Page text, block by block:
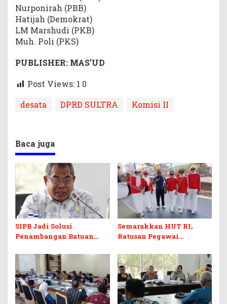
Nurponirah (PBB)
Hatijah (Demokrat)
LM Marshudi (PKB)
Muh. Poli (PKS)
PUBLISHER: MAS’UD
Post Views: 1 0
desata
DPRD SULTRA Komisi II
Baca juga
SIPB Jadi Solusi
Penambangan Batuan
di Sultra
Semarakkan HUT RI,
Ratusan Pegawai
Ikuti Lomba Bola Gotong